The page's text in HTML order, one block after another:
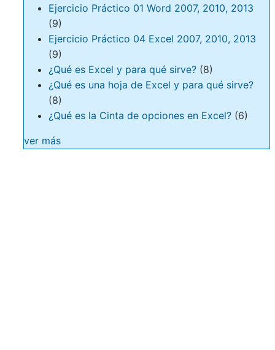
Ejercicio Práctico 01 Word 2007, 2010, 2013
(9)
Ejercicio Práctico 04 Excel 2007, 2010, 2013
(9)
¿Qué es Excel y para qué sirve? (8)
¿Qué es una hoja de Excel y para qué sirve?
(8)
¿Qué es la Cinta de opciones en Excel? (6)
ver más